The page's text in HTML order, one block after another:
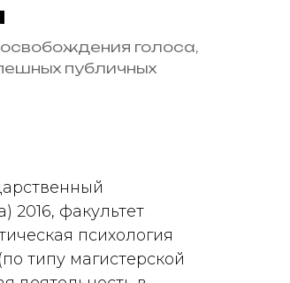
голоса,
публичных
2016, факультет
психология
типу магистерской